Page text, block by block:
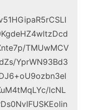
TMUwMCV
YprWN93Bd3
lcNL